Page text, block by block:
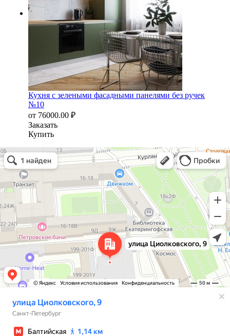
Кухня с зелеными фасадными панелями без ручек
№10
от 76000.00 ₽
Заказать
Купить